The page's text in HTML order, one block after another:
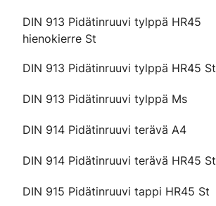
DIN 913 Pidätinruuvi tylppä HR45
hienokierre St
DIN 913 Pidätinruuvi tylppä HR45 St
DIN 913 Pidätinruuvi tylppä Ms
DIN 914 Pidätinruuvi terävä A4
DIN 914 Pidätinruuvi terävä HR45 St
DIN 915 Pidätinruuvi tappi HR45 St